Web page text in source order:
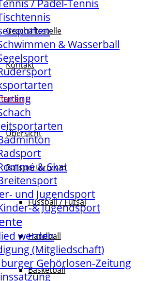
Geschäftsstelle
Kontakt
Übersicht
Ballsportarten
Fussball / Futsal
Handball
Basketball
/ Padel-Tennis
& Wasserball
& Skat
und Jugendsport
& Jugendsport
werden
(Mitgliedschaft)
Gehörlosen-Zeitung